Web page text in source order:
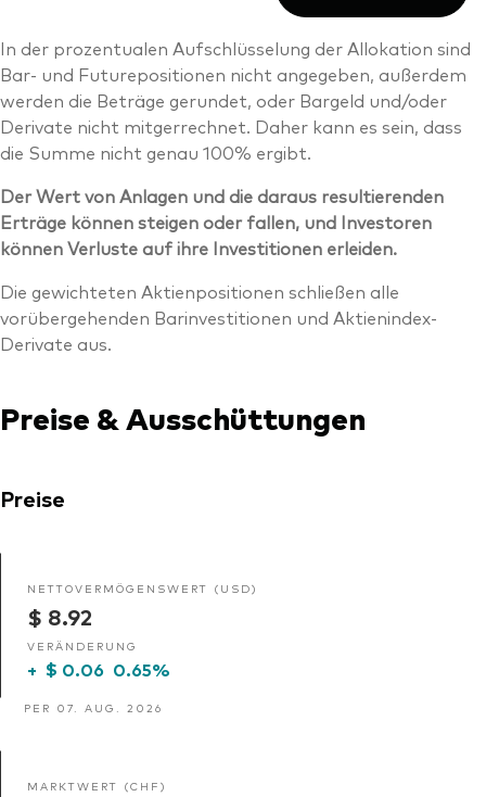
In der prozentualen Aufschlüsselung der Allokation sind
Bar- und Futurepositionen nicht angegeben, außerdem
werden die Beträge gerundet, oder Bargeld und/oder
Derivate nicht mitgerrechnet. Daher kann es sein, dass
die Summe nicht genau 100% ergibt.
Der Wert von Anlagen und die daraus resultierenden
Erträge können steigen oder fallen, und Investoren
können Verluste auf ihre Investitionen erleiden.
Die gewichteten Aktienpositionen schließen alle
vorübergehenden Barinvestitionen und Aktienindex-
Derivate aus.
Preise & Ausschüttungen
Preise
NETTOVERMÖGENSWERT (USD)
$ 8.92
VERÄNDERUNG
+ $ 0.06 0.65%
PER 07. AUG. 2026
MARKTWERT (CHF)